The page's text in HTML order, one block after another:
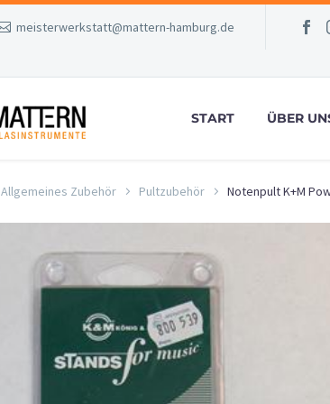
meisterwerkstatt@mattern-hamburg.de
START ÜBER
Allgemeines Zubehör Pultzubehör Notenpult K+M